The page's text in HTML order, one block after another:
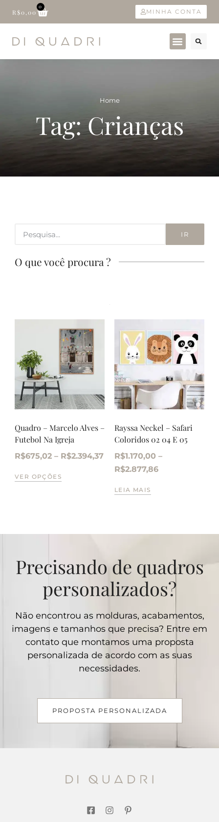
R$0,00
0
MINHA CONTA
Home
Tag: Crianças
IR
O que você procura ?
Quadro – Marcelo Alves –
Futebol Na Igreja
R$675,02 – R$2.394,37
VER OPÇÕES
Rayssa Neckel – Safari
Coloridos 02 04 E 05
R$1.170,00 –
R$2.877,86
LEIA MAIS
Precisando de quadros
personalizados?
Não encontrou as molduras, acabamentos,
imagens e tamanhos que precisa? Entre em
contato que montamos uma proposta
personalizada de acordo com as suas
necessidades.
PROPOSTA PERSONALIZADA